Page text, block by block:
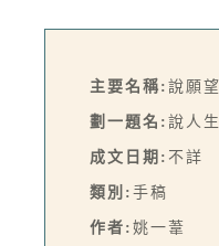
主要名稱: 說願望
劃一題名: 說人生
成文日期: 不詳
類別: 手稿
作者: 姚一葦